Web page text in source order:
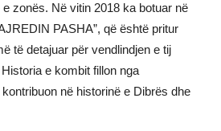
zonës. Në vitin 2018 ka botuar në
PASHA”, që është pritur
të detajuar për vendlindjen e tij
e kombit fillon nga
në historinë e Dibrës dhe